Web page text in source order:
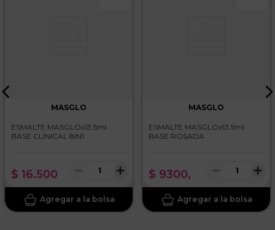
MASGLO
ESMALTE MASGLOx13.5ml
BASE CLINICAL 8IN1
$ 16.500 ＋
－
MASGLO
ESMALTE MASGLOx13.5ml
BASE ROSADA
$ 9300, ＋
－